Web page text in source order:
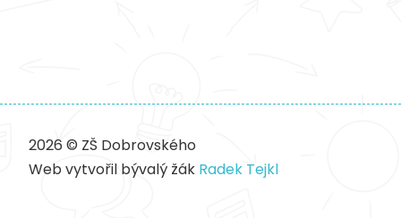
2026 © ZŠ Dobrovského
Web vytvořil bývalý žák Radek Tejkl